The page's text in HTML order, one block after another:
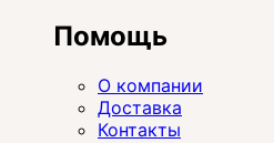
Помощь
О компании
Доставка
Контакты